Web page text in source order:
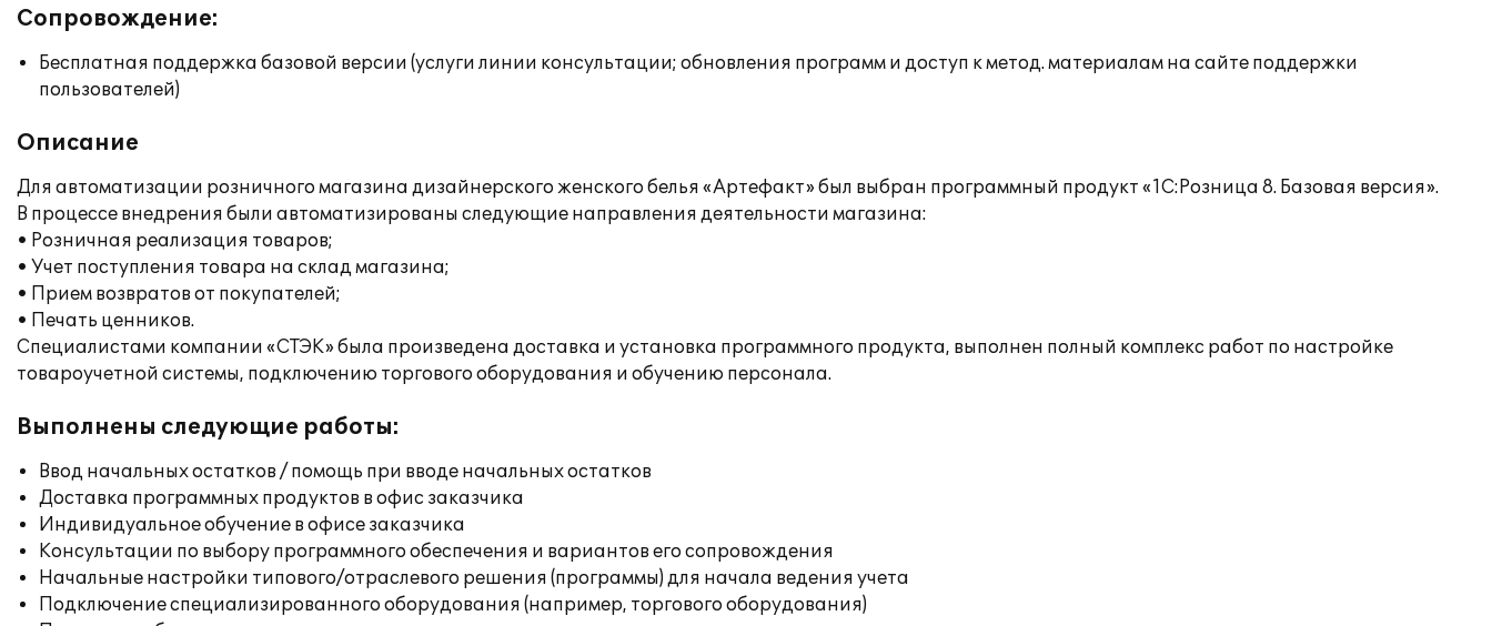
Сопровождение:
Бесплатная поддержка базовой версии (услуги линии консультации; обновления программ и доступ к метод. материалам на сайте поддержки
пользователей)
Описание
Для автоматизации розничного магазина дизайнерского женского белья «Артефакт» был выбран программный продукт «1С:Розница 8. Базовая версия».
В процессе внедрения были автоматизированы следующие направления деятельности магазина:
• Розничная реализация товаров;
• Учет поступления товара на склад магазина;
• Прием возвратов от покупателей;
• Печать ценников.
Специалистами компании «СТЭК» была произведена доставка и установка программного продукта, выполнен полный комплекс работ по настройке
товароучетной системы, подключению торгового оборудования и обучению персонала.
Выполнены следующие работы:
Ввод начальных остатков / помощь при вводе начальных остатков
Доставка программных продуктов в офис заказчика
Индивидуальное обучение в офисе заказчика
Консультации по выбору программного обеспечения и вариантов его сопровождения
Начальные настройки типового/отраслевого решения (программы) для начала ведения учета
Подключение специализированного оборудования (например, торгового оборудования)